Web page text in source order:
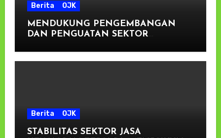
Berita OJK
MENDUKUNG PENGEMBANGAN
DAN PENGUATAN SEKTOR
Berita OJK
STABILITAS SEKTOR JASA